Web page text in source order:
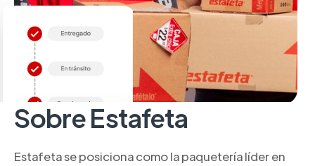
Sobre Estafeta
Estafeta se posiciona como la paquetería líder en